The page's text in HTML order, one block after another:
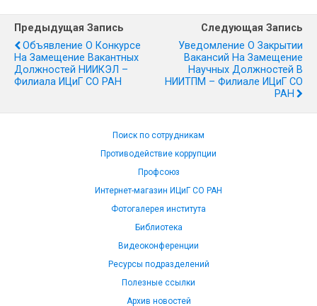
Предыдущая Запись
Объявление О Конкурсе
На Замещение Вакантных
Должностей НИИКЭЛ –
Филиала ИЦиГ СО РАН
Следующая Запись
Уведомление О Закрытии
Вакансий На Замещение
Научных Должностей В
НИИТПМ – Филиале ИЦиГ СО
РАН
Поиск по сотрудникам
Противодействие коррупции
Профсоюз
Интернет-магазин ИЦиГ СО РАН
Фотогалерея института
Библиотека
Видеоконференции
Ресурсы подразделений
Полезные ссылки
Архив новостей